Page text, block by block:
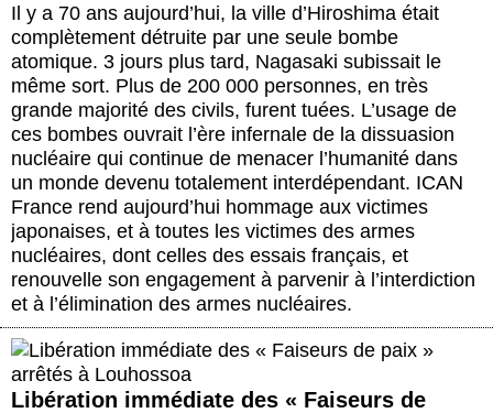
Il y a 70 ans aujourd’hui, la ville d’Hiroshima était
complètement détruite par une seule bombe
atomique. 3 jours plus tard, Nagasaki subissait le
même sort. Plus de 200 000 personnes, en très
grande majorité des civils, furent tuées. L’usage de
ces bombes ouvrait l’ère infernale de la dissuasion
nucléaire qui continue de menacer l’humanité dans
un monde devenu totalement interdépendant. ICAN
France rend aujourd’hui hommage aux victimes
japonaises, et à toutes les victimes des armes
nucléaires, dont celles des essais français, et
renouvelle son engagement à parvenir à l’interdiction
et à l’élimination des armes nucléaires.
Libération immédiate des « Faiseurs de